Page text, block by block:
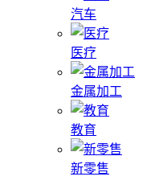
汽车
医疗
金属加工
教育
新零售